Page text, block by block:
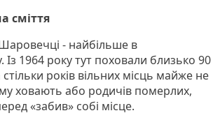
сміття
- найбільше в
1964 року тут поховали близько 90
років вільних місць майже не
ховають або родичів померлих,
«забив» собі місце.